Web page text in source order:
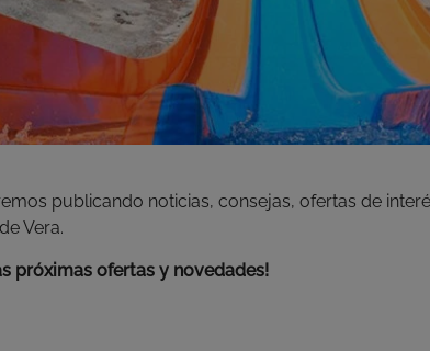
publicando noticias, consejas, ofertas de
Vera.
próximas ofertas y novedades!